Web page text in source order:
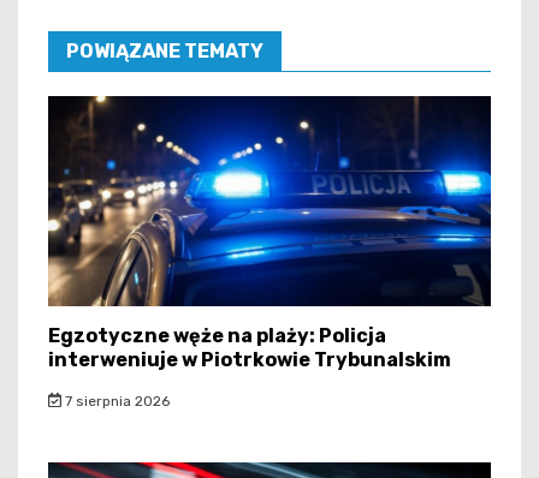
POWIĄZANE TEMATY
Egzotyczne węże na plaży: Policja
interweniuje w Piotrkowie Trybunalskim
7 sierpnia 2026